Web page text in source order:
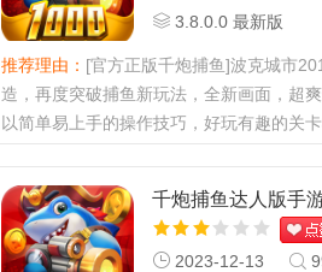
3.8.0.0 最新版
推荐理由： [官方正版千炮捕鱼]波克城市
造，再度突破捕鱼新玩法，全新画面，超
以简单易上手的操作技巧，好玩有趣的关
千炮捕鱼达人版手
2023-12-13